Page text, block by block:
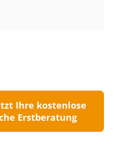
Ihre kostenlose
Erstberatung